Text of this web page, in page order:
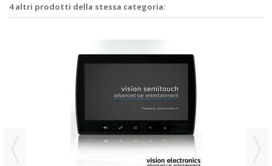
4 altri prodotti della stessa categoria: